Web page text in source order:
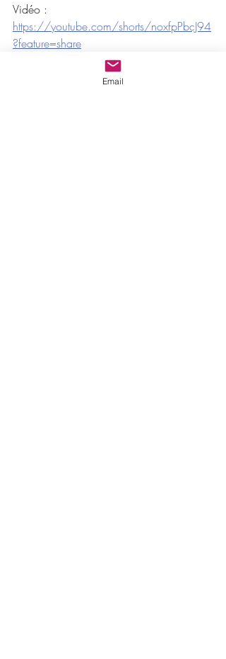
Vidéo :
https://youtube.com/shorts/noxfpPbcJ94
?feature=share
Email